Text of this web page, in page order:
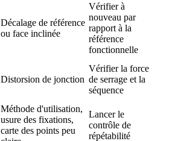
Décalage de référence
ou face inclinée
Vérifier à
nouveau par
rapport à la
référence
fonctionnelle
Distorsion de jonction
Vérifier la force
de serrage et la
séquence
Méthode d'utilisation,
usure des fixations,
carte des points peu
Lancer le
contrôle de
répétabilité